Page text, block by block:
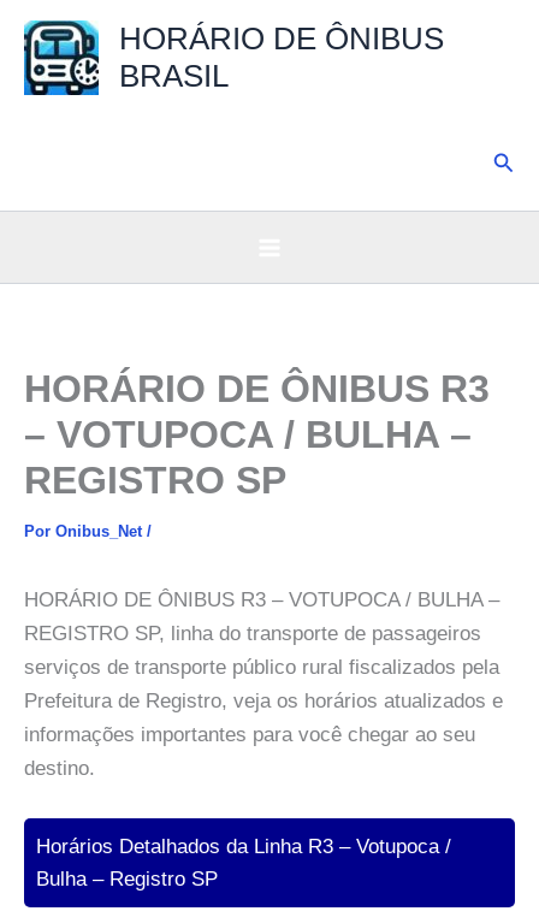
para
HORÁRIO DE ÔNIBUS
BRASIL
HORÁRIO DE ÔNIBUS R3
– VOTUPOCA / BULHA –
REGISTRO SP
Por Onibus_Net /
HORÁRIO DE ÔNIBUS R3 – VOTUPOCA / BULHA –
REGISTRO SP, linha do transporte de passageiros
serviços de transporte público rural fiscalizados pela
Prefeitura de Registro, veja os horários atualizados e
informações importantes para você chegar ao seu
destino.
Horários Detalhados da Linha R3 – Votupoca /
Bulha – Registro SP